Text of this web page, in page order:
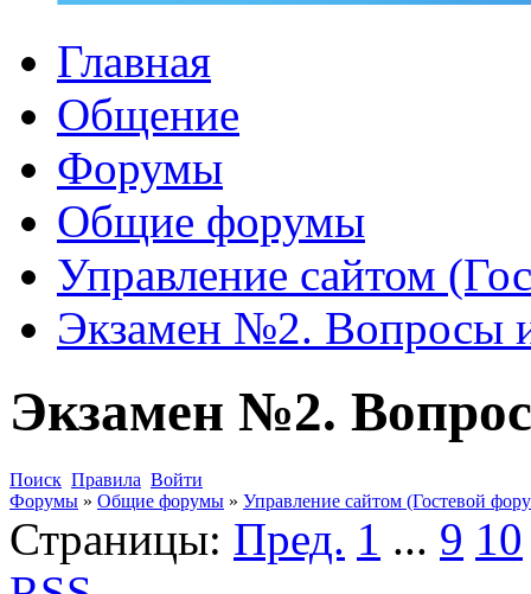
Главная
Общение
Форумы
Общие форумы
Управление сайтом
Экзамен №2. Вопросы
Экзамен №2.
Поиск Правила Войти
Форумы » Общие форумы » Управление сайтом (Гостевой
Страницы: Пред. 1 ... 9 10